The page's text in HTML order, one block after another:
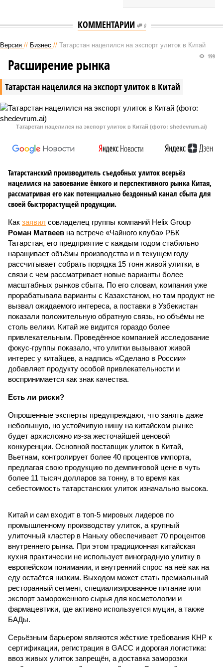
КОММЕНТАРИИ 0
Версия // Бизнес // Татарстан нацелился на экспорт улиток в Китай
Татарстан нацелился на экспорт улиток в Китай
199
Расширение рынка
Татарстан нацелился на экспорт улиток в Китай (фото: shedevrum.ai)
Татарстанский производитель съедобных улиток всерьёз
нацелился на завоевание ёмкого и перспективного рынка Китая,
рассматривая его как потенциально бездонный канал сбыта для
своей быстрорастущей продукции.
Как заявил совладелец группы компаний Helix Group
Роман Матвеев на встрече «Чайного клуба» РБК
Татарстан, его предприятие с каждым годом стабильно
наращивает объёмы производства и в текущем году
рассчитывает собрать порядка 15 тонн живой улитки, в
связи с чем рассматривает новые варианты более
масштабных рынков сбыта. По его словам, компания уже
прорабатывала варианты с Казахстаном, но там продукт не
вызвал ожидаемого интереса, а поставки в Узбекистан
показали положительную обратную связь, но объёмы не
столь велики. Китай же видится гораздо более
привлекательным. Проведённое компанией исследование
фокус-группы показало, что улитки вызывают живой
интерес у китайцев, а надпись «Сделано в России»
добавляет продукту особой привлекательности и
воспринимается как знак качества.
Есть ли риски?
Опрошенные эксперты предупреждают, что занять даже
небольшую, но устойчивую нишу на китайском рынке
будет архисложно из-за жесточайшей ценовой
конкуренции. Основной поставщик улиток в Китай,
Вьетнам, контролирует более 40 процентов импорта,
предлагая свою продукцию по демпинговой цене в чуть
более 11 тысяч долларов за тонну, в то время как
себестоимость татарстанских улиток изначально высока.
Китай и сам входит в топ-5 мировых лидеров по
промышленному производству улиток, а крупный
улиточный кластер в Наньху обеспечивает 70 процентов
внутреннего рынка. При этом традиционная китайская
кухня практически не использует виноградную улитку в
европейском понимании, и внутренний спрос на неё как на
еду остаётся низким. Выходом может стать премиальный
ресторанный сегмент, специализированное питание или
экспорт замороженного сырья для косметологии и
фармацевтики, где активно используется муцин, а также
БАДы.
Серьёзным барьером являются жёсткие требования КНР к
сертификации, регистрация в GACC и дорогая логистика:
ввоз живых улиток запрещён, а доставка заморозки